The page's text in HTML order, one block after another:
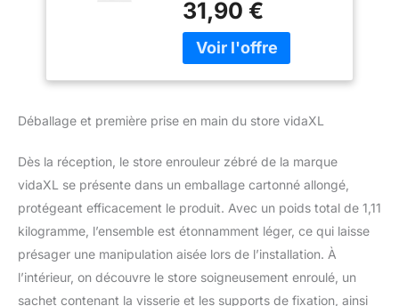
et élégance. 【Durable et
nécessite peu d'entretien
:】 fabriqué à partir de
l'usure. Il est également
suffit généralement de le
dépoussiérer légèrement
ou de l'essuyer à l'aide
【Intimité et protection
solaire :】 la conception
à deux couches alterne
des panneaux de tissu
31,90 €
Déballage et première prise en main du store vidaXL
Dès la réception, le store enrouleur zébré de la marque
vidaXL se présente dans un emballage cartonné allongé,
protégeant efficacement le produit. Avec un poids total de 1,11
kilogramme, l’ensemble est étonnamment léger, ce qui laisse
présager une manipulation aisée lors de l’installation. À
l’intérieur, on découvre le store soigneusement enroulé, un
sachet contenant la visserie et les supports de fixation, ainsi